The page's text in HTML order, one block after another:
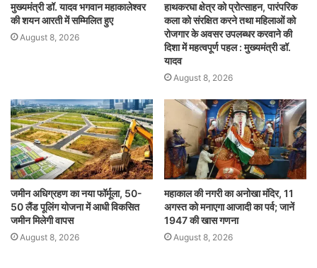
मुख्यमंत्री डॉ. यादव भगवान महाकालेश्‍वर
की शयन आरती में सम्मिलित हुए
August 8, 2026
हाथकरघा क्षेत्र को प्रोत्साहन, पारंपरिक
कला को संरक्षित करने तथा महिलाओं को
रोजगार के अवसर उपलब्धर करवाने की
दिशा में महत्वपूर्ण पहल : मुख्यमंत्री डॉ.
यादव
August 8, 2026
जमीन अधिग्रहण का नया फॉर्मूला, 50-
50 लैंड पूलिंग योजना में आधी विकसित
जमीन मिलेगी वापस
August 8, 2026
महाकाल की नगरी का अनोखा मंदिर, 11
अगस्त को मनाएगा आजादी का पर्व; जानें
1947 की खास गणना
August 8, 2026